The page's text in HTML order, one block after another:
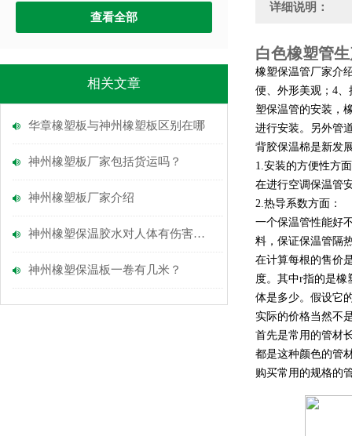
查看全部
相关文章
华章橡塑板与神州橡塑板区别在哪
神州橡塑板厂家包括货运吗？
神州橡塑板厂家介绍
神州橡塑保温胶水对人体有伤害吗？
神州橡塑保温板一卷有几米？
详细说明：
白色橡塑管
橡塑保温管厂家介
便、外形美观；4
塑保温管的安装，
进行安装。另外管
背胶保温棉是新发
1.安装的方便性方
在进行空调保温管
2.热导系数方面：
一个保温管性能好
料，保证保温管隔
在计算每根的售价
度。其中r指的是橡
体是多少。假设它
实际的价格当然不
首先是常用的管材
都是这种颜色的管
购买常用的规格的